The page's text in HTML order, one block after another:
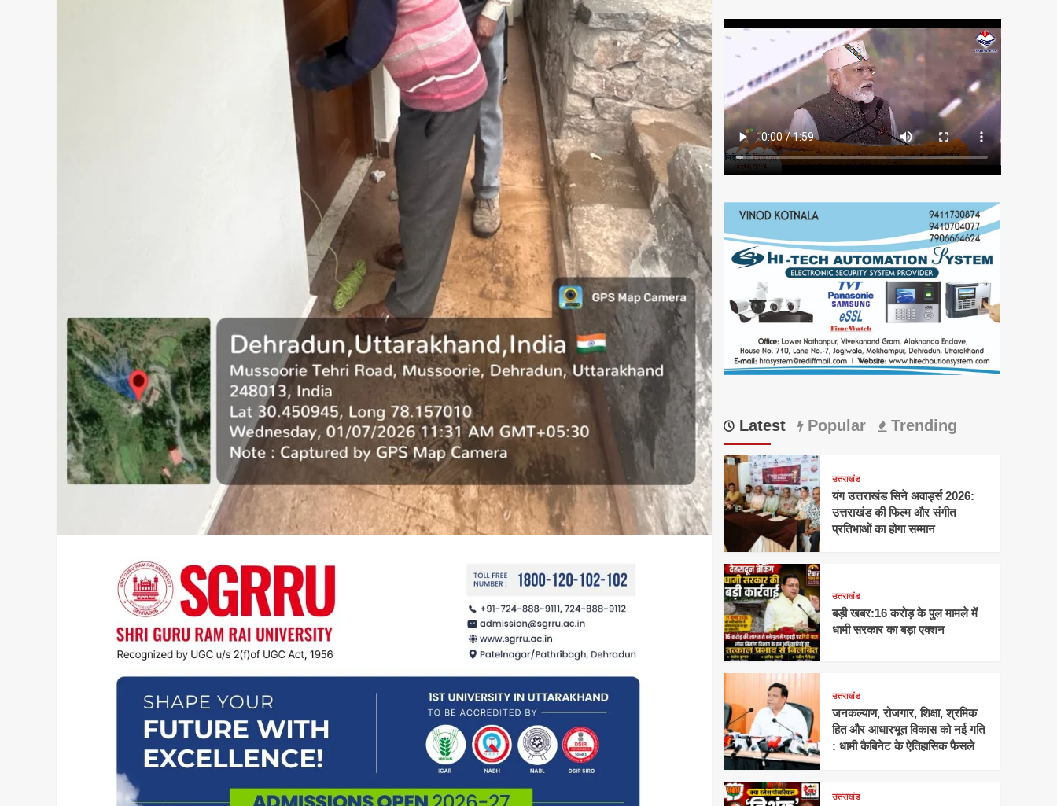
Latest Popular Trending
उत्तराखंड
यंग उत्तराखंड सिने अवार्ड्स 2026:
उत्तराखंड की फिल्म और संगीत
प्रतिभाओं का होगा सम्मान
उत्तराखंड
बड़ी खबर:16 करोड़ के पुल मामले में
धामी सरकार का बड़ा एक्शन
उत्तराखंड
जनकल्याण, रोजगार, शिक्षा, श्रमिक
हित और आधारभूत विकास को नई गति
: धामी कैबिनेट के ऐतिहासिक फैसले
उत्तराखंड